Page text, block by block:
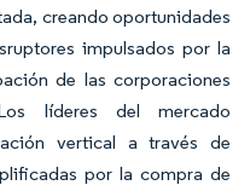
creando oportunidades
impulsados por la
de las corporaciones
líderes del mercado
vertical a través de
por la compra de